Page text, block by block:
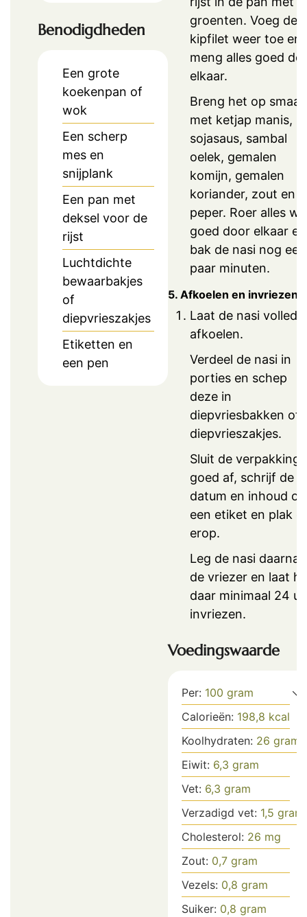
Benodigdheden
Een grote
koekenpan of
wok
Een scherp
mes en
snijplank
Een pan met
deksel voor de
rijst
Luchtdichte
bewaarbakjes
of
diepvrieszakjes
Etiketten en
een pen
groenten. Voeg de
kipfilet weer toe en
meng alles goed
elkaar.
Breng het op smaak
met ketjap manis,
sojasaus, sambal
oelek, gemalen
komijn, gemalen
koriander, zout en
peper. Roer alles
goed door elkaar en
bak de nasi nog een
paar minuten.
5. Afkoelen en invriezen
Laat de nasi volledig
afkoelen.
Verdeel de nasi in
porties en schep
deze in
diepvriesbakken of
diepvrieszakjes.
Sluit de verpakking
goed af, schrijf de
datum en inhoud op
een etiket en plak
erop.
Leg de nasi daarna
de vriezer en laat
daar minimaal 24
invriezen.
Voedingswaarde
Per: 100 gram
Calorieën: 198,8 kcal
Koolhydraten: 26 gram
Eiwit: 6,3 gram
Vet: 6,3 gram
Verzadigd vet: 1,5 gram
Cholesterol: 26 mg
Zout: 0,7 gram
Vezels: 0,8 gram
Suiker: 0,8 gram